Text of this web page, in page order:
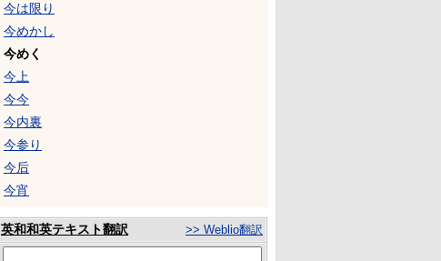
今は限り
今めかし
今めく
今上
今今
今内裏
今参り
今后
今宵
英和和英テキスト翻訳 >> Weblio翻訳